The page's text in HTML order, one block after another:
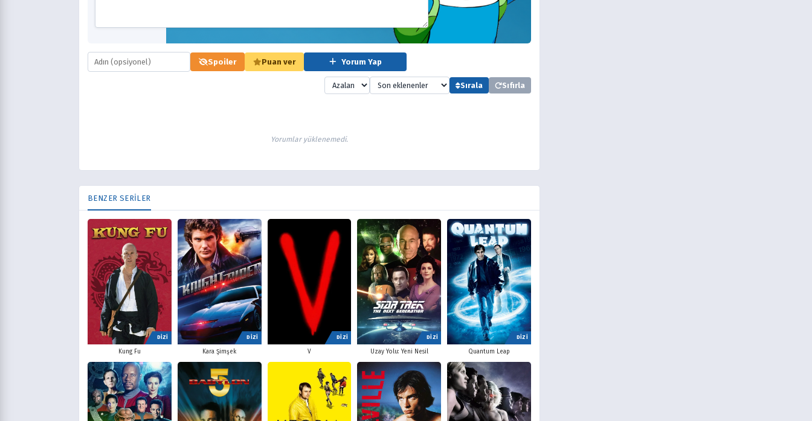
Spoiler Puan ver Yorum Yap
Sırala Sıfırla
Yorumlar yüklenemedi.
BENZER SERİLER
DİZİ
Kung Fu
DİZİ
Kara Şimşek
DİZİ
V
DİZİ
Uzay Yolu: Yeni Nesil
DİZİ
Quantum Leap